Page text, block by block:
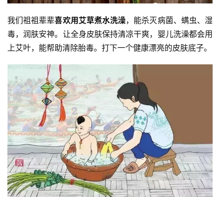
我们祖祖辈辈喜欢用艾草煮水洗澡，能杀灭病菌、螨虫、湿
毒，润肤安神。让全身皮肤保持清凉干爽，婴儿洗澡都会用
上艾叶，能帮助清除胎毒。打下一个健康漂亮的皮肤底子。